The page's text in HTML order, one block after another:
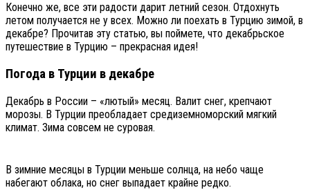
Конечно же, все эти радости дарит летний сезон. Отдохнуть
летом получается не у всех. Можно ли поехать в Турцию зимой, в
декабре? Прочитав эту статью, вы поймете, что декабрьское
путешествие в Турцию – прекрасная идея!
Погода в Турции в декабре
Декабрь в России – «лютый» месяц. Валит снег, крепчают
морозы. В Турции преобладает средиземноморский мягкий
климат. Зима совсем не суровая.
В зимние месяцы в Турции меньше солнца, на небо чаще
набегают облака, но снег выпадает крайне редко.